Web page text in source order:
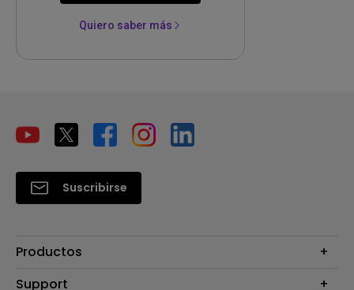
Quiero saber más
Suscribirse
Productos
Proyectores
Support